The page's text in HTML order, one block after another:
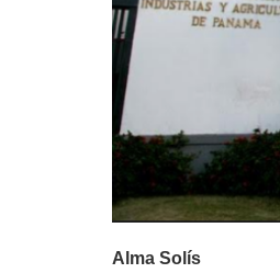
Alma Solís